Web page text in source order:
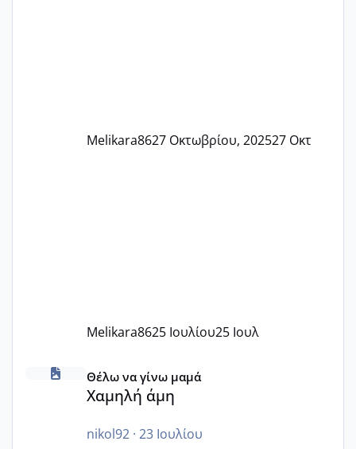
Melikara8627 Οκτωβρίου, 202527 Οκτ
Melikara8625 Ιουλίου25 Ιουλ
Χαμηλή άμη
Θέλω να γίνω μαμά
Χαμηλή άμη
nikol92· 23 Ιουλίου